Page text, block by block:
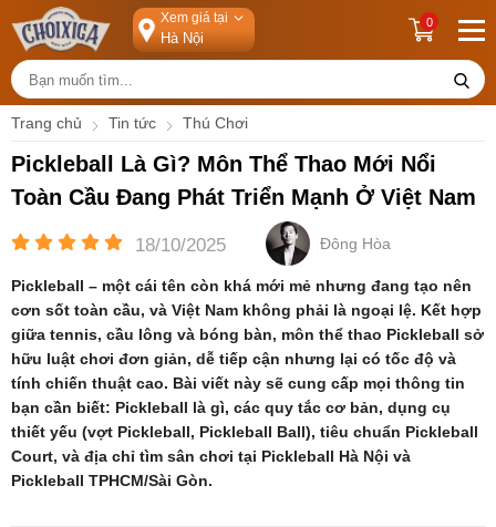
Xem giá tại 0
Trang chủ Tin tức Thú Chơi
Pickleball Là Gì? Môn Thể Thao Mới Nổi
Toàn Cầu Đang Phát Triển Mạnh Ở Việt Nam
18/10/2025 Đông Hòa
Pickleball – một cái tên còn khá mới mẻ nhưng đang tạo nên
cơn sốt toàn cầu, và Việt Nam không phải là ngoại lệ. Kết hợp
giữa tennis, cầu lông và bóng bàn, môn thể thao Pickleball sở
hữu luật chơi đơn giản, dễ tiếp cận nhưng lại có tốc độ và
tính chiến thuật cao. Bài viết này sẽ cung cấp mọi thông tin
bạn cần biết: Pickleball là gì, các quy tắc cơ bản, dụng cụ
thiết yếu (vợt Pickleball, Pickleball Ball), tiêu chuẩn Pickleball
Court, và địa chỉ tìm sân chơi tại Pickleball Hà Nội và
Pickleball TPHCM/Sài Gòn.